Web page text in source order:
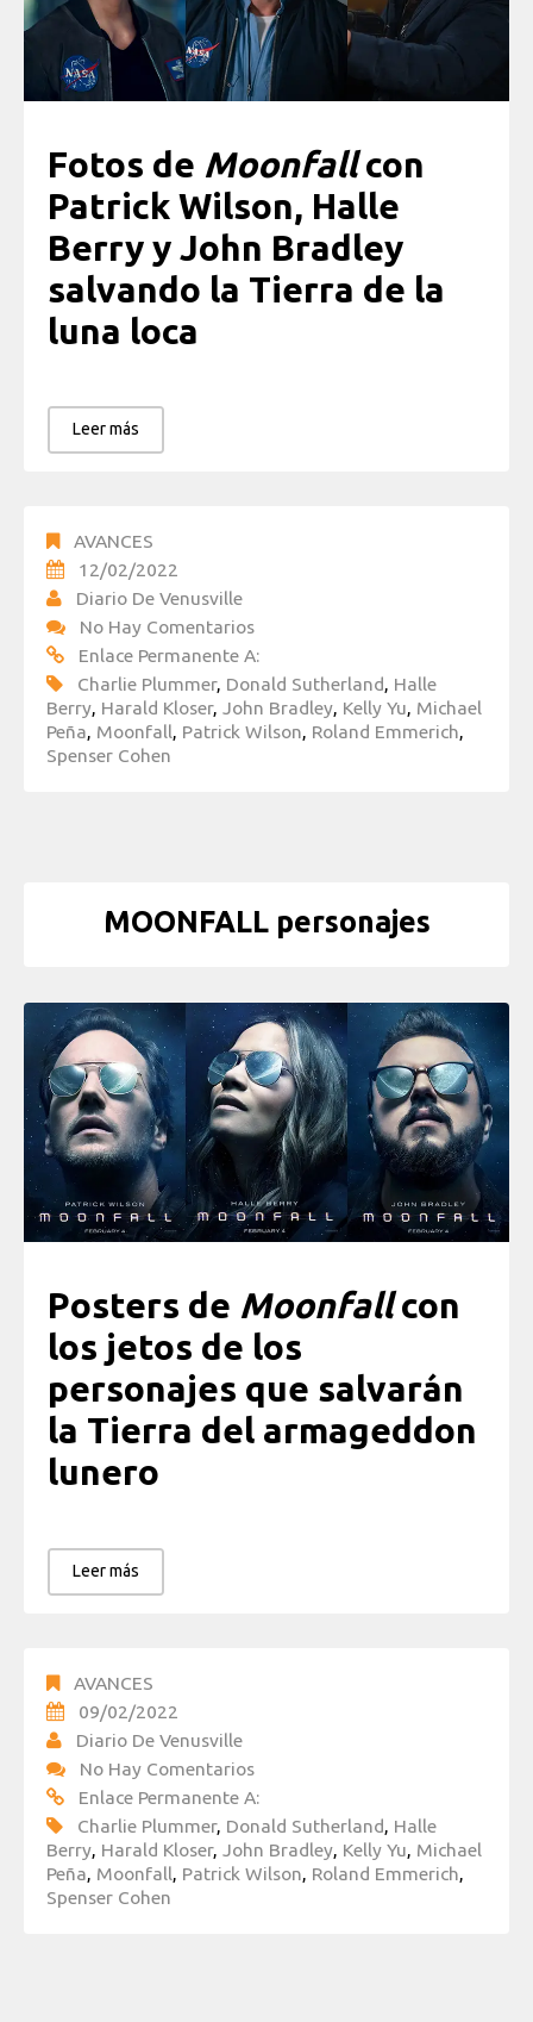
Fotos de Moonfallcon
Patrick Wilson, Halle
Berry y John Bradley
salvando la Tierra de la
luna loca
Leer más
AVANCES
12/02/2022
Diario De Venusville
No Hay Comentarios
Enlace Permanente A:
Charlie Plummer, Donald Sutherland, Halle
Berry, Harald Kloser, John Bradley, Kelly Yu, Michael
Peña, Moonfall, Patrick Wilson, Roland Emmerich,
Spenser Cohen
MOONFALL personajes
Posters de Moonfallcon
los jetos de los
personajes que salvarán
la Tierra del armageddon
lunero
Leer más
AVANCES
09/02/2022
Diario De Venusville
No Hay Comentarios
Enlace Permanente A:
Charlie Plummer, Donald Sutherland Halle
Berry Harald Kloser, John Bradley Kelly Yu Michael
Peña Moonfall Patrick Wilson Roland Emmerich
Spenser Cohen